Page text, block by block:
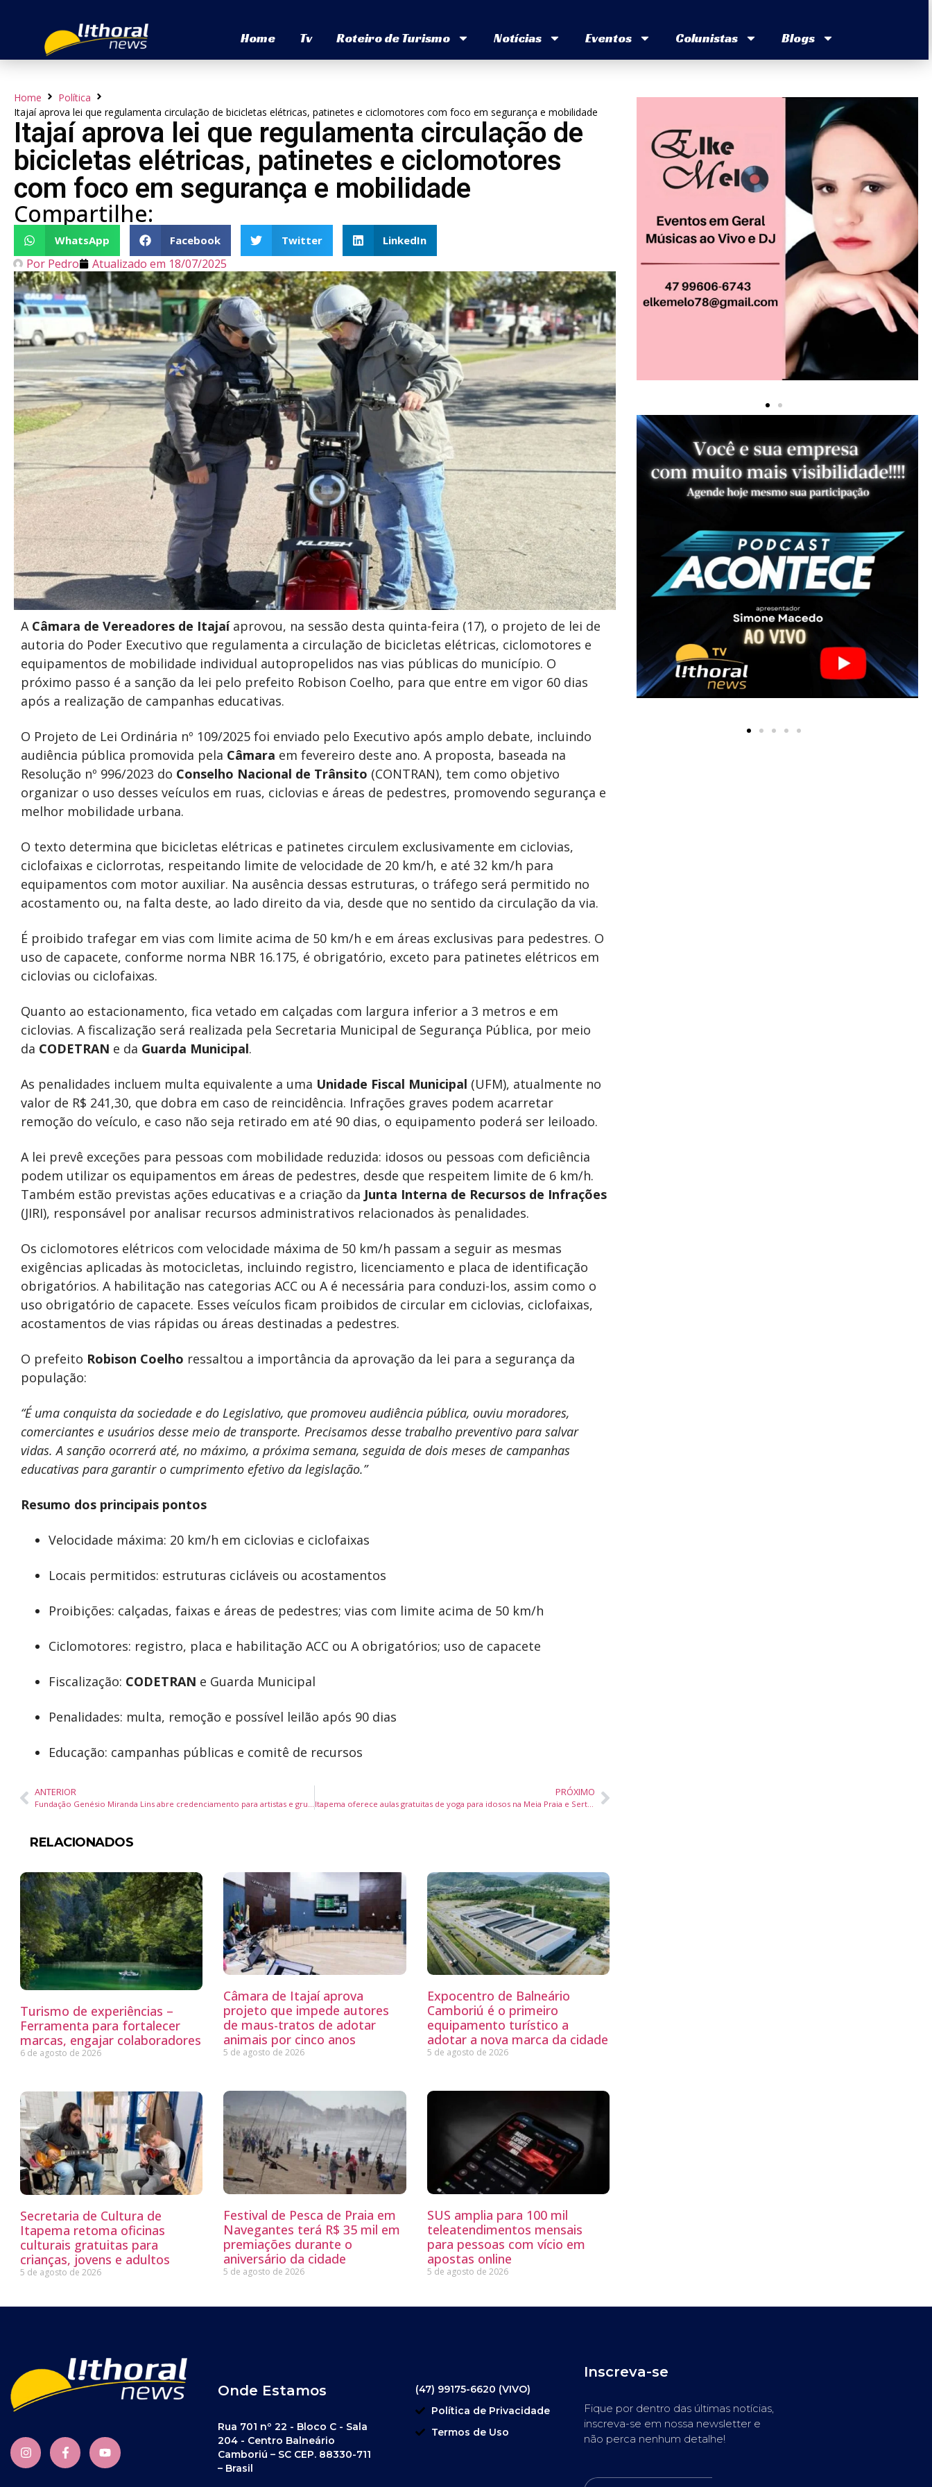
Home Tv Roteiro de Turismo Notícias Eventos Colunistas Blogs
Home
Política
Itajaí aprova lei que regulamenta circulação de bicicletas elétricas, patinetes e ciclomotores com foco em segurança e mobilidade
Itajaí aprova lei que regulamenta circulação de
bicicletas elétricas, patinetes e ciclomotores
com foco em segurança e mobilidade
Compartilhe:
WhatsApp Facebook Twitter LinkedIn
Por Pedro Atualizado em 18/07/2025
A Câmara de Vereadores de Itajaíaprovou, na sessão desta quinta-feira (17), o projeto de lei de
autoria do Poder Executivo que regulamenta a circulação de bicicletas elétricas, ciclomotores e
equipamentos de mobilidade individual autopropelidos nas vias públicas do município. O
próximo passo é a sanção da lei pelo prefeito Robison Coelho, para que entre em vigor 60 dias
após a realização de campanhas educativas.
O Projeto de Lei Ordinária nº 109/2025 foi enviado pelo Executivo após amplo debate, incluindo
audiência pública promovida pela Câmara em fevereiro deste ano. A proposta, baseada na
Resolução nº 996/2023 do Conselho Nacional de Trânsito (CONTRAN), tem como objetivo
organizar o uso desses veículos em ruas, ciclovias e áreas de pedestres, promovendo segurança e
melhor mobilidade urbana.
O texto determina que bicicletas elétricas e patinetes circulem exclusivamente em ciclovias,
ciclofaixas e ciclorrotas, respeitando limite de velocidade de 20 km/h, e até 32 km/h para
equipamentos com motor auxiliar. Na ausência dessas estruturas, o tráfego será permitido no
acostamento ou, na falta deste, ao lado direito da via, desde que no sentido da circulação da via.
É proibido trafegar em vias com limite acima de 50 km/h e em áreas exclusivas para pedestres. O
uso de capacete, conforme norma NBR 16.175, é obrigatório, exceto para patinetes elétricos em
ciclovias ou ciclofaixas.
Quanto ao estacionamento, fica vetado em calçadas com largura inferior a 3 metros e em
ciclovias. A fiscalização será realizada pela Secretaria Municipal de Segurança Pública, por meio
da CODETRAN e da Guarda Municipal.
As penalidades incluem multa equivalente a uma Unidade Fiscal Municipal (UFM), atualmente no
valor de R$ 241,30, que dobra em caso de reincidência. Infrações graves podem acarretar
remoção do veículo, e caso não seja retirado em até 90 dias, o equipamento poderá ser leiloado.
A lei prevê exceções para pessoas com mobilidade reduzida: idosos ou pessoas com deficiência
podem utilizar os equipamentos em áreas de pedestres, desde que respeitem limite de 6 km/h.
Também estão previstas ações educativas e a criação da Junta Interna de Recursos de Infrações
(JIRI), responsável por analisar recursos administrativos relacionados às penalidades.
Os ciclomotores elétricos com velocidade máxima de 50 km/h passam a seguir as mesmas
exigências aplicadas às motocicletas, incluindo registro, licenciamento e placa de identificação
obrigatórios. A habilitação nas categorias ACC ou A é necessária para conduzi-los, assim como o
uso obrigatório de capacete. Esses veículos ficam proibidos de circular em ciclovias, ciclofaixas,
acostamentos de vias rápidas ou áreas destinadas a pedestres.
O prefeito Robison Coelho ressaltou a importância da aprovação da lei para a segurança da
população:
“É uma conquista da sociedade e do Legislativo, que promoveu audiência pública, ouviu moradores,
comerciantes e usuários desse meio de transporte. Precisamos desse trabalho preventivo para salvar
vidas. A sanção ocorrerá até, no máximo, a próxima semana, seguida de dois meses de campanhas
educativas para garantir o cumprimento efetivo da legislação.”
Resumo dos principais pontos
Velocidade máxima: 20 km/h em ciclovias e ciclofaixas
Locais permitidos: estruturas cicláveis ou acostamentos
Proibições: calçadas, faixas e áreas de pedestres; vias com limite acima de 50 km/h
Ciclomotores: registro, placa e habilitação ACC ou A obrigatórios; uso de capacete
Fiscalização: CODETRAN e Guarda Municipal
Penalidades: multa, remoção e possível leilão após 90 dias
Educação: campanhas públicas e comitê de recursos
ANTERIOR
Fundação Genésio Miranda Lins abre credenciamento para artistas e grupos culturais em Itajaí com investimentos de até R$ 3 mil
PRÓXIMO
Itapema oferece aulas gratuitas de yoga para idosos na Meia Praia e Sertão do Trombudo
RELACIONADOS
Turismo de experiências –
Ferramenta para fortalecer
marcas, engajar colaboradores
6 de agosto de 2026
Câmara de Itajaí aprova
projeto que impede autores
de maus-tratos de adotar
animais por cinco anos
5 de agosto de 2026
Expocentro de Balneário
Camboriú é o primeiro
equipamento turístico a
adotar a nova marca da cidade
5 de agosto de 2026
Secretaria de Cultura de
Itapema retoma oficinas
culturais gratuitas para
crianças, jovens e adultos
5 de agosto de 2026
Festival de Pesca de Praia em
Navegantes terá R$ 35 mil em
premiações durante o
aniversário da cidade
5 de agosto de 2026
SUS amplia para 100 mil
teleatendimentos mensais
para pessoas com vício em
apostas online
5 de agosto de 2026
Onde Estamos
Rua 701 nº 22 - Bloco C - Sala
204 - Centro Balneário
Camboriú – SC CEP. 88330-711
– Brasil
(47) 99175-6620 (VIVO)
Política de Privacidade
Termos de Uso
Inscreva-se
Fique por dentro das últimas notícias,
inscreva-se em nossa newsletter e
não perca nenhum detalhe!